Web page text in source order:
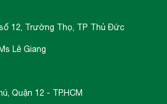
12, Trường Thọ, TP Thủ Đức
Lê Giang
Quận 12 - TP.HCM